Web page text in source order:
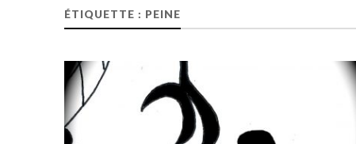
ÉTIQUETTE : PEINE